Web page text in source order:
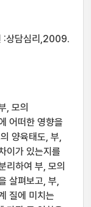
:상담심리,2009.
, 모의
어떠한 영향을
양육태도, 부,
이가 있는지를
리하여 부, 모의
살펴보고, 부,
질에 미치는